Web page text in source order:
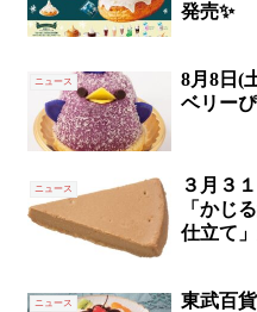
発売✨
ニュース
8月8日(
ベリー
ニュース
３月３
「かじ
仕立て
ニュース
東武百